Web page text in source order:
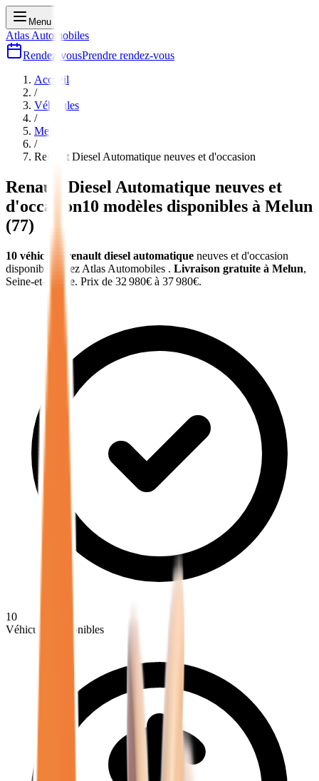
Menu
Atlas Automobiles
Rendez-vousPrendre rendez-vous
Accueil
/
Véhicules
/
Melun
/
Renault Diesel Automatique neuves et d'occasion
Renault Diesel Automatique neuves et
d'occasion10 modèles disponibles à Melun
(77)
10 véhicules renault diesel automatique neuves et d'occasion
disponibles chez Atlas Automobiles . Livraison gratuite à Melun,
Seine-et-Marne. Prix de 32 980€ à 37 980€.
10
Véhicules disponibles